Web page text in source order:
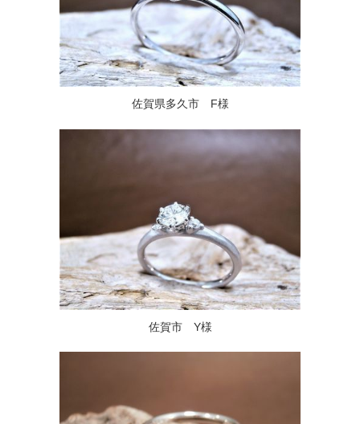
佐賀県多久市 F様
佐賀市 Y様